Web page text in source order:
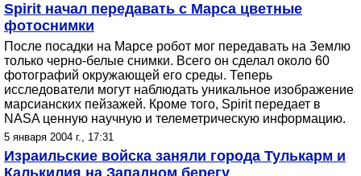
Spirit начал передавать с Марса цветные
фотоснимки
После посадки на Марсе робот мог передавать на Землю
только черно-белые снимки. Всего он сделал около 60
фотографий окружающей его среды. Теперь
исследователи могут наблюдать уникальное изображение
марсианских пейзажей. Кроме того, Spirit передает в
NASA ценную научную и телеметрическую информацию.
5 января 2004 г., 17:31
Израильские войска заняли города Тулькарм и
Калькилия на Западном берегу